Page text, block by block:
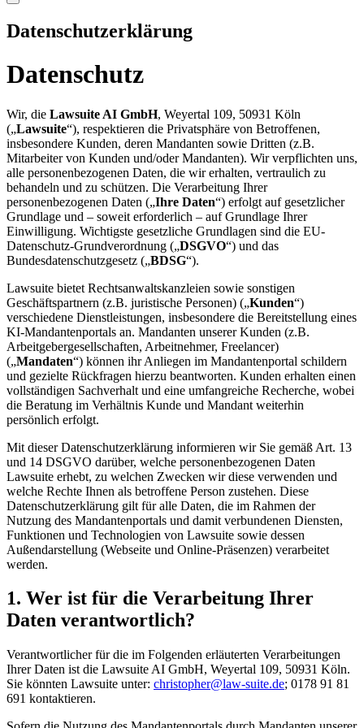
Datenschutzerklärung
Datenschutz
Wir, die Lawsuite AI GmbH, Weyertal 109, 50931 Köln
(„Lawsuite“), respektieren die Privatsphäre von Betroffenen,
insbesondere Kunden, deren Mandanten sowie Dritten (z.B.
Mitarbeiter von Kunden und/oder Mandanten). Wir verpflichten uns,
alle personenbezogenen Daten, die wir erhalten, vertraulich zu
behandeln und zu schützen. Die Verarbeitung Ihrer
personenbezogenen Daten („Ihre Daten“) erfolgt auf gesetzlicher
Grundlage und – soweit erforderlich – auf Grundlage Ihrer
Einwilligung. Wichtigste gesetzliche Grundlagen sind die EU-
Datenschutz-Grundverordnung („DSGVO“) und das
Bundesdatenschutzgesetz („BDSG“).
Lawsuite bietet Rechtsanwaltskanzleien sowie sonstigen
Geschäftspartnern (z.B. juristische Personen) („Kunden“)
verschiedene Dienstleistungen, insbesondere die Bereitstellung eines
KI-Mandantenportals an. Mandanten unserer Kunden (z.B.
Arbeitgebergesellschaften, Arbeitnehmer, Freelancer)
(„Mandaten“) können ihr Anliegen im Mandantenportal schildern
und gezielte Rückfragen hierzu beantworten. Kunden erhalten einen
vollständigen Sachverhalt und eine umfangreiche Recherche, wobei
die Beratung im Verhältnis Kunde und Mandant weiterhin
persönlich erfolgt.
Mit dieser Datenschutzerklärung informieren wir Sie gemäß Art. 13
und 14 DSGVO darüber, welche personenbezogenen Daten
Lawsuite erhebt, zu welchen Zwecken wir diese verwenden und
welche Rechte Ihnen als betroffene Person zustehen. Diese
Datenschutzerklärung gilt für alle Daten, die im Rahmen der
Nutzung des Mandantenportals und damit verbundenen Diensten,
Funktionen und Technologien von Lawsuite sowie dessen
Außendarstellung (Webseite und Online-Präsenzen) verarbeitet
werden.
1. Wer ist für die Verarbeitung Ihrer
Daten verantwortlich?
Verantwortlicher für die im Folgenden erläuterten Verarbeitungen
Ihrer Daten ist die Lawsuite AI GmbH, Weyertal 109, 50931 Köln.
Sie könnten Lawsuite unter: christopher@law-suite.de; 0178 91 81
691 kontaktieren.